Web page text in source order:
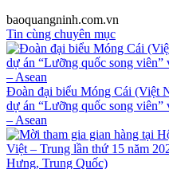
baoquangninh.com.vn
Tin cùng chuyên mục
Đoàn đại biểu Móng Cái (Việt
dự án “Lưỡng quốc song viên”
– Asean